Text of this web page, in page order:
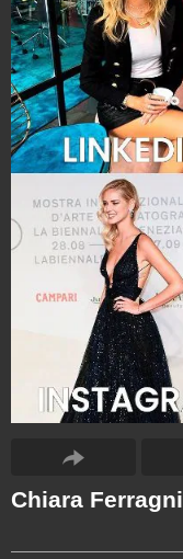
Chiara Ferragni